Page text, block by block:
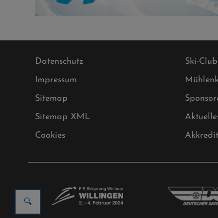
Datenschutz
Impressum
Sitemap
Sitemap XML
Cookies
Ski-Club